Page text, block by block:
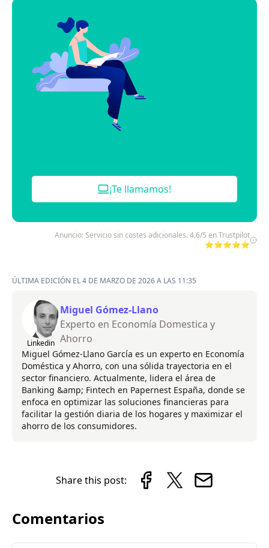
¡Te llamamos!
Anuncio: Servicio sin costes adicionales. 4,6/5 en Trustpilot
⭐⭐⭐⭐⭐
ÚLTIMA EDICIÓN EL 4 DE MARZO DE 2026 A LAS 11:35
Linkedin
Miguel Gómez-Llano
Experto en Economía Domestica y
Ahorro
Miguel Gómez-Llano García es un experto en Economía
Doméstica y Ahorro, con una sólida trayectoria en el
sector financiero. Actualmente, lidera el área de
Banking &amp; Fintech en Papernest España, donde se
enfoca en optimizar las soluciones financieras para
facilitar la gestión diaria de los hogares y maximizar el
ahorro de los consumidores.
Share this post:
Comentarios